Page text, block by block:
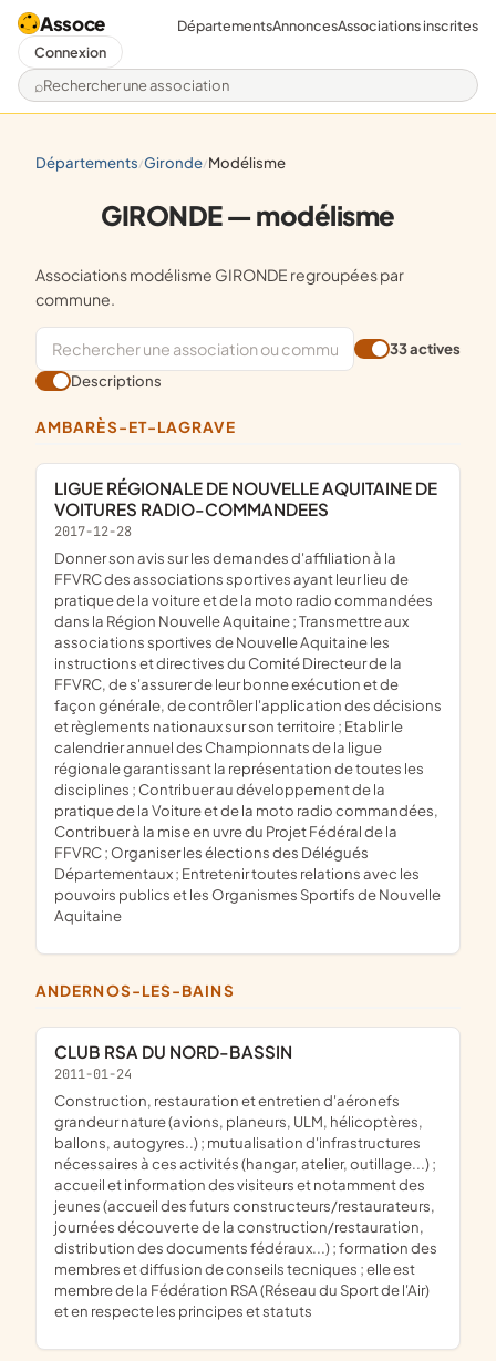
Assoce
Rechercher une association
DépartementsAnnoncesAssociations inscrites
Connexion
départements/ gironde/ modélisme
GIRONDE — modélisme
Associations modélisme GIRONDE regroupées par
commune.
33 actives
Descriptions
AMBARÈS-ET-LAGRAVE
LIGUE RÉGIONALE DE NOUVELLE AQUITAINE DE
VOITURES RADIO-COMMANDEES
2017-12-28
donner son avis sur les demandes d'affiliation à la
FFVRC des associations sportives ayant leur lieu de
pratique de la voiture et de la moto radio commandées
dans la Région Nouvelle Aquitaine ; Transmettre aux
associations sportives de Nouvelle Aquitaine les
instructions et directives du Comité Directeur de la
FFVRC, de s'assurer de leur bonne exécution et de
façon générale, de contrôler l'application des décisions
et règlements nationaux sur son territoire ; Etablir le
calendrier annuel des Championnats de la ligue
régionale garantissant la représentation de toutes les
disciplines ; Contribuer au développement de la
pratique de la Voiture et de la moto radio commandées,
Contribuer à la mise en uvre du Projet Fédéral de la
FFVRC ; Organiser les élections des Délégués
Départementaux ; Entretenir toutes relations avec les
pouvoirs publics et les Organismes Sportifs de Nouvelle
Aquitaine
ANDERNOS-LES-BAINS
CLUB RSA DU NORD-BASSIN
2011-01-24
construction, restauration et entretien d'aéronefs
grandeur nature (avions, planeurs, ULM, hélicoptères,
ballons, autogyres..) ; mutualisation d'infrastructures
nécessaires à ces activités (hangar, atelier, outillage...) ;
accueil et information des visiteurs et notamment des
jeunes (accueil des futurs constructeurs/restaurateurs,
journées découverte de la construction/restauration,
distribution des documents fédéraux...) ; formation des
membres et diffusion de conseils tecniques ; elle est
membre de la Fédération RSA (Réseau du Sport de l'Air)
et en respecte les principes et statuts